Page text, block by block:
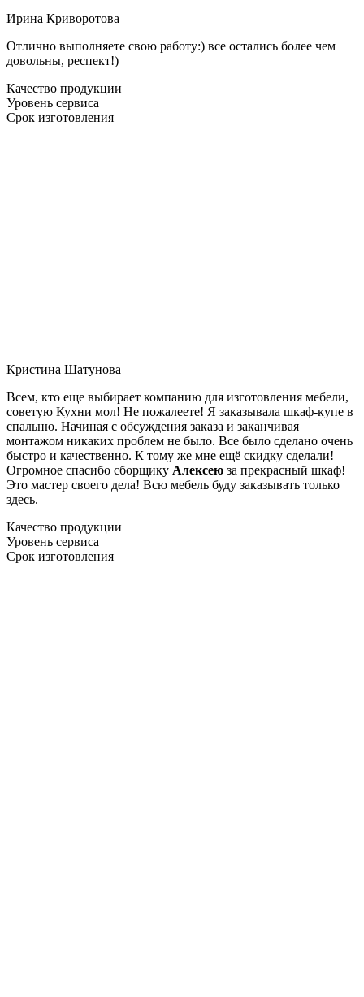
Ирина Криворотова
Отлично выполняете свою работу:) все остались более чем
довольны, респект!)
Качество продукции
Уровень сервиса
Срок изготовления
Кристина Шатунова
Всем, кто еще выбирает компанию для изготовления мебели,
советую Кухни мол! Не пожалеете! Я заказывала шкаф-купе в
спальню. Начиная с обсуждения заказа и заканчивая
монтажом никаких проблем не было. Все было сделано очень
быстро и качественно. К тому же мне ещё скидку сделали!
Огромное спасибо сборщику Алексею за прекрасный шкаф!
Это мастер своего дела! Всю мебель буду заказывать только
здесь.
Качество продукции
Уровень сервиса
Срок изготовления